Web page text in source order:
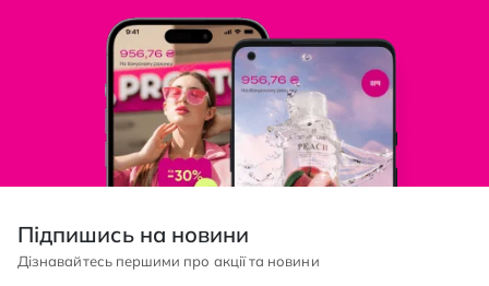
Підпишись на новини
Дізнавайтесь першими про акції та новини